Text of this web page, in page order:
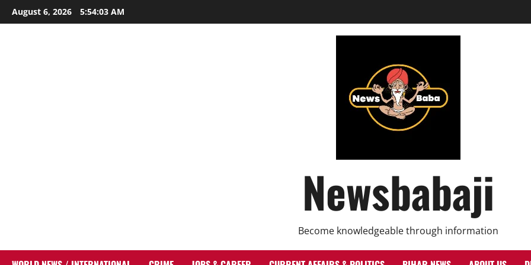
Skip
to
August 6, 2026 5:54:03 AM
Newsbabaji
Become knowledgeable through information